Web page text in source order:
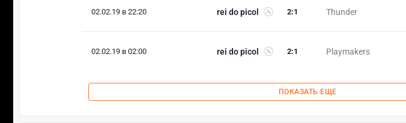
02.02.19 в 22:20 rei do picol Thunder
2:1
02.02.19 в 02:00 rei do picol Playmakers
2:1
ПОКАЗАТЬ ЕЩЕ